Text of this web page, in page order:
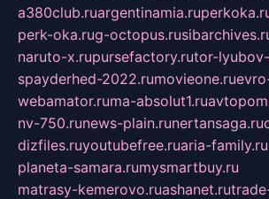
a380club.ruargentinamia.ru
perk-oka.rug-octopus.ru
naruto-x.rupursefactory.rutor-
spayderhed-2022.rumovieone.ru
webamator.ruma-absolut1.ru
nv-750.runews-plain.runertansaga.ru
dizfiles.ruyoutubefree.ruaria-family.ru
planeta-samara.rumysmartbuy.ru
matrasy-kemerovo.ruashanet.ru